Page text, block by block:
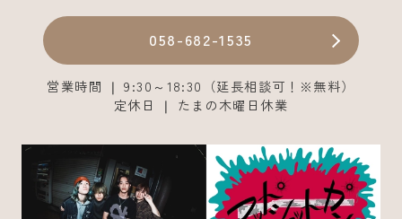
058-682-1535
営業時間 ❘ 9:30～18:30（延長相談可！※無料）
定休日 ❘ たまの木曜日休業